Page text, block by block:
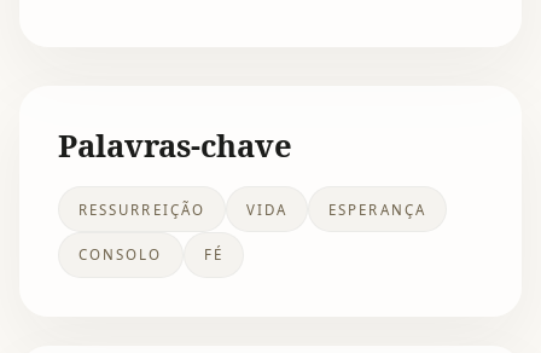
Palavras-chave
RESSURREIÇÃO VIDA ESPERANÇA
CONSOLO FÉ